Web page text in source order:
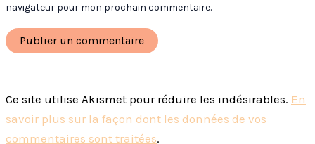
navigateur pour mon prochain commentaire.
Ce site utilise Akismet pour réduire les indésirables. En
savoir plus sur la façon dont les données de vos
commentaires sont traitées.